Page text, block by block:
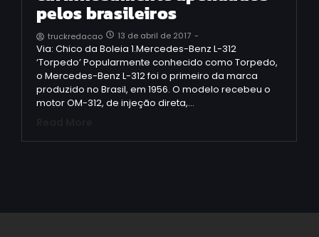
pelos brasileiros
truckredacao 13 de abril de 2017 -
Via: Chico da Boleia 1.Mercedes-Benz L-312
‘Torpedo’ Popularmente conhecido como Torpedo,
o Mercedes-Benz L-312 foi o primeiro da marca
produzido no Brasil, em 1956. O modelo recebeu o
motor OM-312, de injeção direta,…